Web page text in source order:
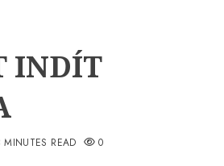
INDÍT
MINUTES READ 0